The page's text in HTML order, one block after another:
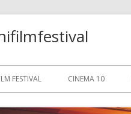
FESTIVAL CINEMA 10